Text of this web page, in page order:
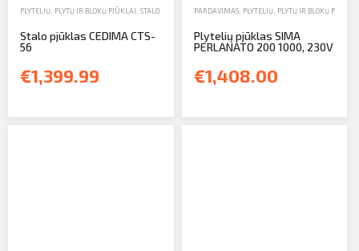
PLYTELIŲ, PLYTŲ IR BLOKŲ PJŪKLAI STALO PJŪKLAI PARDAVIMAS
Stalo pjūklas CEDIMA CTS-
56
€1,399.99
PARDAVIMAS, PLYTELIŲ, PLYTŲ IR BLOKŲ PJŪKLAI
Plytelių pjūklas SIMA
PERLANATO 200 1000, 230V
€1,408.00